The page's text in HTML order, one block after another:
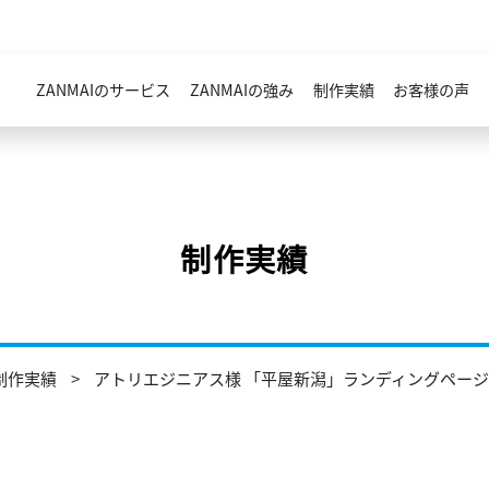
ZANMAIのサービス ZANMAIの強み 制作実績 お客様の声
制作実績
作実績 アトリエジニアス様 「平屋新潟」ランディングペー